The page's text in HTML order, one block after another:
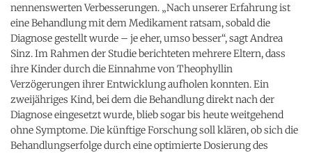
nennenswerten Verbesserungen. „Nach unserer Erfahrung ist
eine Behandlung mit dem Medikament ratsam, sobald die
Diagnose gestellt wurde – je eher, umso besser“, sagt Andrea
Sinz. Im Rahmen der Studie berichteten mehrere Eltern, dass
ihre Kinder durch die Einnahme von Theophyllin
Verzögerungen ihrer Entwicklung aufholen konnten. Ein
zweijähriges Kind, bei dem die Behandlung direkt nach der
Diagnose eingesetzt wurde, blieb sogar bis heute weitgehend
ohne Symptome. Die künftige Forschung soll klären, ob sich die
Behandlungserfolge durch eine optimierte Dosierung des